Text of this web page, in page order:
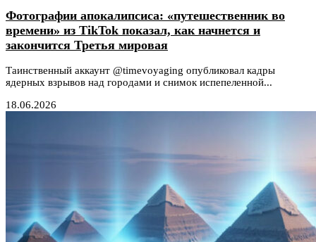
Фотографии апокалипсиса: «путешественник во
времени» из TikTok показал, как начнется и
закончится Третья мировая
Таинственный аккаунт @timevoyaging опубликовал кадры
ядерных взрывов над городами и снимок испепеленной...
18.06.2026